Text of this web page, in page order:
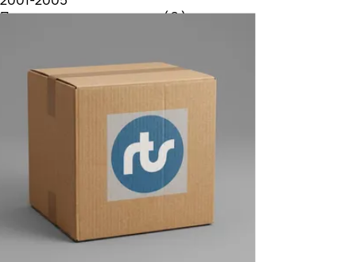
Посмотреть все варианты ( 3 )